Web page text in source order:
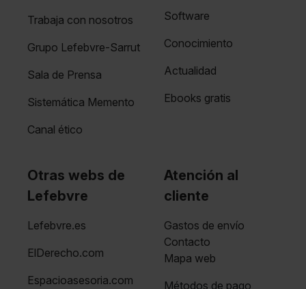
Trabaja con nosotros
Grupo Lefebvre-Sarrut
Sala de Prensa
Sistemática Memento
Canal ético
Software
Conocimiento
Actualidad
Ebooks gratis
Otras webs de
Lefebvre
Lefebvre.es
ElDerecho.com
Espacioasesoria.com
Atención al
cliente
Gastos de envío
Contacto
Mapa web
Métodos de pago